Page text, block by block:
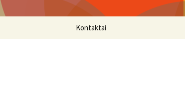
Kontaktai